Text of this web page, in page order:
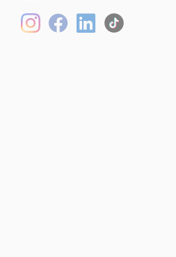
InstagramFacebookLinkedIn